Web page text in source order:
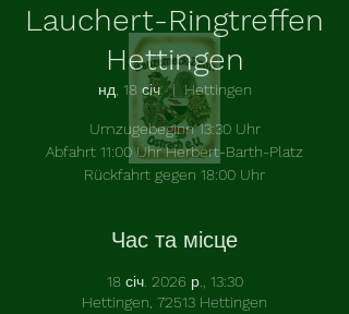
Lauchert-Ringtreffen
Hettingen
нд, 18 січ.
  |
Hettingen
Umzugebeginn 13:30 Uhr
Abfahrt 11:00 Uhr Herbert-Barth-Platz
Rückfahrt gegen 18:00 Uhr
Час та місце
18 січ. 2026 р., 13:30
Hettingen, 72513 Hettingen